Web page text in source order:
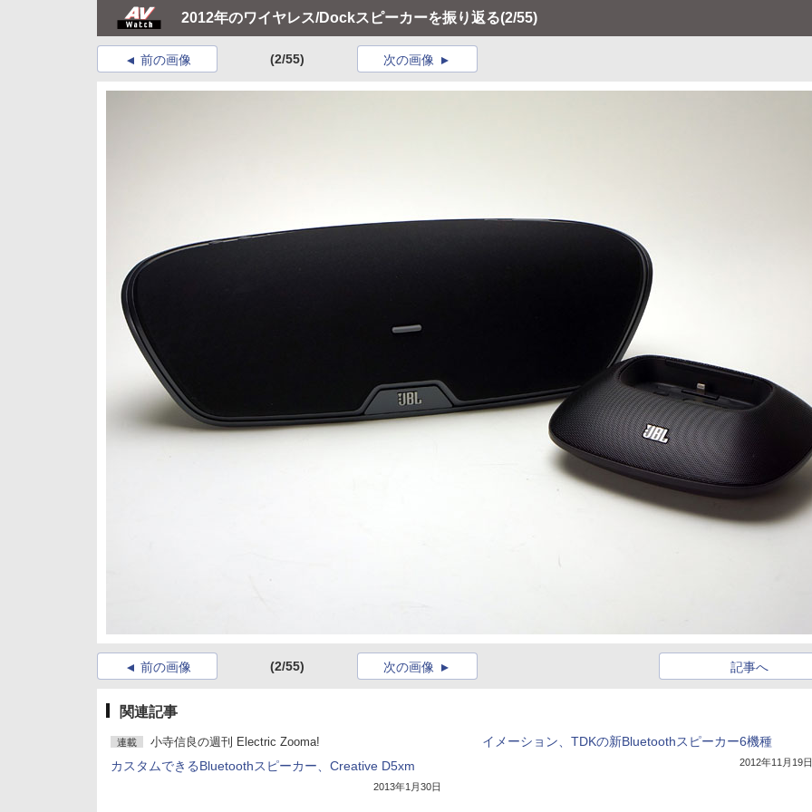
2012年のワイヤレス/Dockスピーカーを振り返る(2/55)
前の画像 (2/55) 次の画像
前の画像 (2/55) 記事へ
次の画像
関連記事
連載 小寺信良の週刊 Electric Zooma!
カスタムできるBluetoothスピーカー、Creative D5xm
2013年1月30日
イメーション、TDKの新Bluetoothスピーカー6機種
2012年11月19日